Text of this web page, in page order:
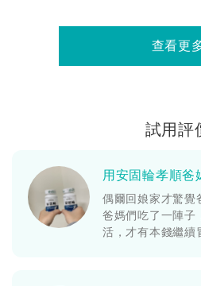
查看更
試用評
用安固輪孝順爸
偶爾回娘家才驚覺
爸媽們吃了一陣子
活，才有本錢繼續